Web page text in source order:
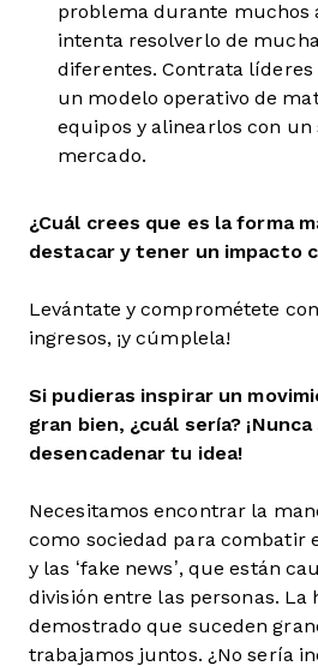
problema durante muchos
intenta resolverlo de
diferentes. Contrata
un modelo operativo de
equipos y alinearlos con un
mercado.
¿Cuál crees que es la forma
destacar y tener un impacto
Levántate y comprométete
ingresos, ¡y cúmplela!
Si pudieras inspirar un
gran bien, ¿cuál sería?
desencadenar tu idea!
Necesitamos encontrar la
como sociedad para combatir
y las ‘fake news’, que están
división entre las personas. La
demostrado que suceden
trabajamos juntos. ¿No sería